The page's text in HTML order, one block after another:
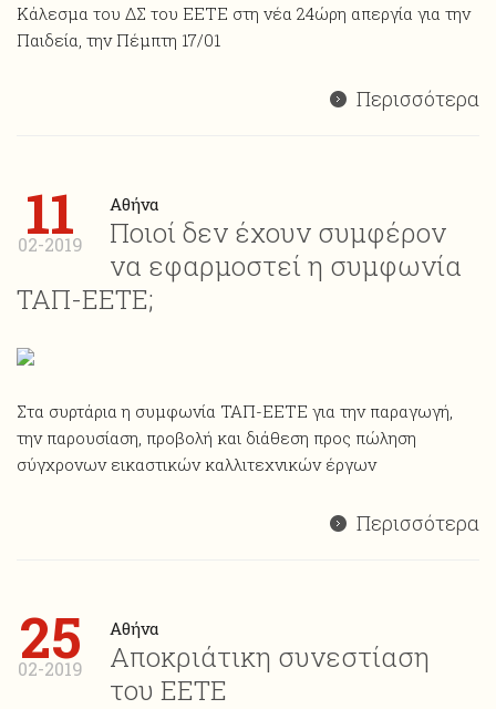
Κάλεσμα του ΔΣ του ΕΕΤΕ στη νέα 24ώρη απεργία για την
Παιδεία, την Πέμπτη 17/01
Περισσότερα
11
02-2019
Αθήνα
Ποιοί δεν έχουν συμφέρον
να εφαρμοστεί η συμφωνία
ΤΑΠ-ΕΕΤΕ;
Στα συρτάρια η συμφωνία ΤΑΠ-ΕΕΤΕ για την παραγωγή,
την παρουσίαση, προβολή και διάθεση προς πώληση
σύγχρονων εικαστικών καλλιτεχνικών έργων
Περισσότερα
25
02-2019
Αθήνα
Αποκριάτικη συνεστίαση
του ΕΕΤΕ